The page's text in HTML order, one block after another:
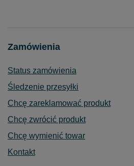
Zamówienia
Status zamówienia
Śledzenie przesyłki
Chcę zareklamować produkt
Chcę zwrócić produkt
Chcę wymienić towar
Kontakt